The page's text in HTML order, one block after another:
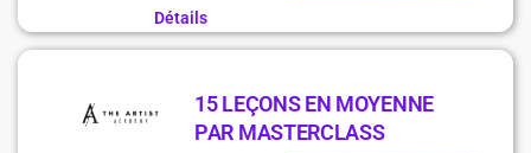
Détails
15 LEÇONS EN MOYENNE
PAR MASTERCLASS